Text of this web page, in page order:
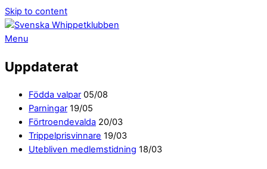
Skip to content
Menu
Uppdaterat
Födda valpar 05/08
Parningar 19/05
Förtroendevalda 20/03
Trippelprisvinnare 19/03
Utebliven medlemstidning 18/03